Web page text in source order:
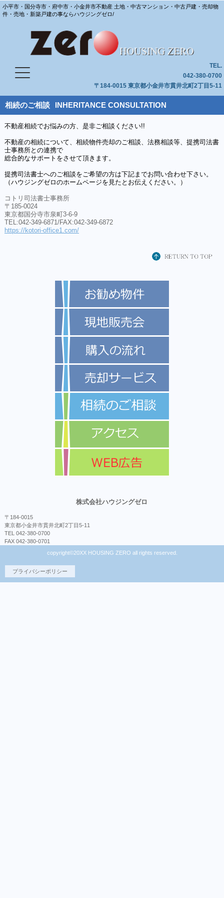
小平市・国分寺市・府中市・小金井市不動産 土地・中古マンション・中古戸建・売却物
件・売地・新築戸建の事ならハウジングゼロ/
TEL.
042-380-0700
〒184-0015 東京都小金井市貫井北町2丁目5-11
相続のご相談 INHERITANCE CONSULTATION
不動産相続でお悩みの方、是非ご相談ください!!
不動産の相続について、相続物件売却のご相談、法務相談等、提携司法書
士事務所との連携で
総合的なサポートをさせて頂きます。
提携司法書士へのご相談をご希望の方は下記までお問い合わせ下さい。
（ハウジングゼロのホームページを見たとお伝えください。）
コトリ司法書士事務所
〒185-0024
東京都国分寺市泉町3-6-9
TEL:042-349-6871/FAX:042-349-6872
https://kotori-office1.com/
株式会社ハウジングゼロ
〒184-0015
東京都小金井市貫井北町2丁目5-11
TEL 042-380-0700
FAX 042-380-0701
copyright©20XX HOUSING ZERO all rights reserved.
プライバシーポリシー